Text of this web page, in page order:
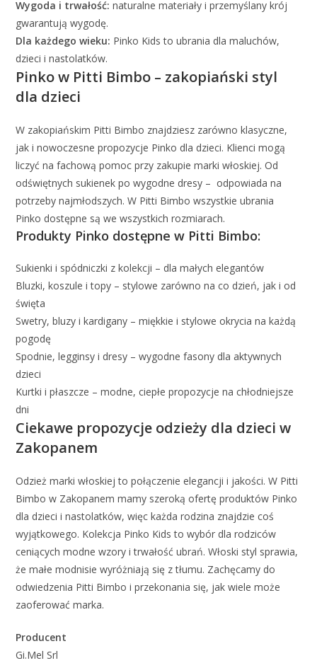
Wygoda i trwałość: naturalne materiały i przemyślany krój
gwarantują wygodę.
Dla każdego wieku: Pinko Kids to ubrania dla maluchów,
dzieci i nastolatków.
Pinko w Pitti Bimbo – zakopiański styl
dla dzieci
W zakopiańskim Pitti Bimbo znajdziesz zarówno klasyczne,
jak i nowoczesne propozycje Pinko dla dzieci. Klienci mogą
liczyć na fachową pomoc przy zakupie marki włoskiej. Od
odświętnych sukienek po wygodne dresy – odpowiada na
potrzeby najmłodszych. W Pitti Bimbo wszystkie ubrania
Pinko dostępne są we wszystkich rozmiarach.
Produkty Pinko dostępne w Pitti Bimbo:
Sukienki i spódniczki z kolekcji – dla małych elegantów
Bluzki, koszule i topy – stylowe zarówno na co dzień, jak i od
święta
Swetry, bluzy i kardigany – miękkie i stylowe okrycia na każdą
pogodę
Spodnie, legginsy i dresy – wygodne fasony dla aktywnych
dzieci
Kurtki i płaszcze – modne, ciepłe propozycje na chłodniejsze
dni
Ciekawe propozycje odzieży dla dzieci w
Zakopanem
Odzież marki włoskiej to połączenie elegancji i jakości. W Pitti
Bimbo w Zakopanem mamy szeroką ofertę produktów Pinko
dla dzieci i nastolatków, więc każda rodzina znajdzie coś
wyjątkowego. Kolekcja Pinko Kids to wybór dla rodziców
ceniących modne wzory i trwałość ubrań. Włoski styl sprawia,
że małe modnisie wyróżniają się z tłumu. Zachęcamy do
odwiedzenia Pitti Bimbo i przekonania się, jak wiele może
zaoferować marka.
Producent
Gi.Mel Srl